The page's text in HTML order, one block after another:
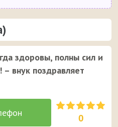
здоровы, полны сил и
внук поздравляет
0